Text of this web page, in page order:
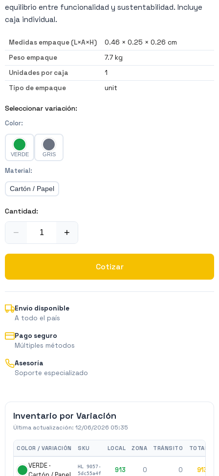
equilibrio entre funcionalidad y sustentabilidad. Incluye
caja individual.
Medidas empaque (L×A×H)
0.46 × 0.25 × 0.26 cm
Peso empaque
7.7 kg
Unidades por caja
1
Tipo de empaque
unit
Seleccionar variación:
Color:
VERDE GRIS
Material:
Cartón / Papel
Cantidad:
− +
Cotizar
Envío disponible
A todo el país
Pago seguro
Múltiples métodos
Asesoría
Soporte especializado
Inventario por Variación
Última actualización: 12/06/2026 05:35
COLOR / VARIACIÓN SKU LOCAL ZONA TRÁNSITO TOTAL
VERDE ·
HL 9057-
5dc55a4f
913 0 0 913